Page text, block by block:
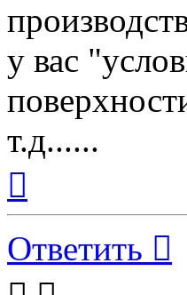
у вас
т.д......
началу
Ответить